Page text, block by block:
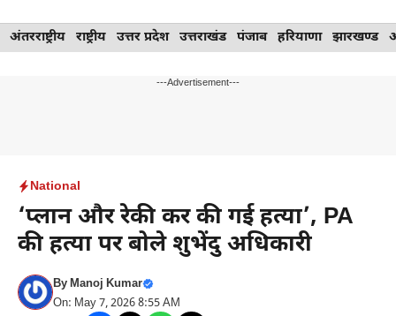
Skip
to
अंतरराष्ट्रीय राष्ट्रीय उत्तर प्रदेश उत्तराखंड पंजाब हरियाणा झारखण्ड
---Advertisement---
National
‘प्लान और रेकी कर की गई हत्या’, PA
की हत्या पर बोले शुभेंदु अधिकारी
ByManoj Kumar
On: May 7, 2026 8:55 AM